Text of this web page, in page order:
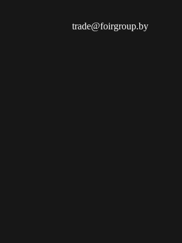
trade@foirgroup.by